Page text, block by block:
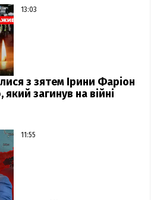
13:03
з зятем Ірини Фаріон
загинув на війні
11:55